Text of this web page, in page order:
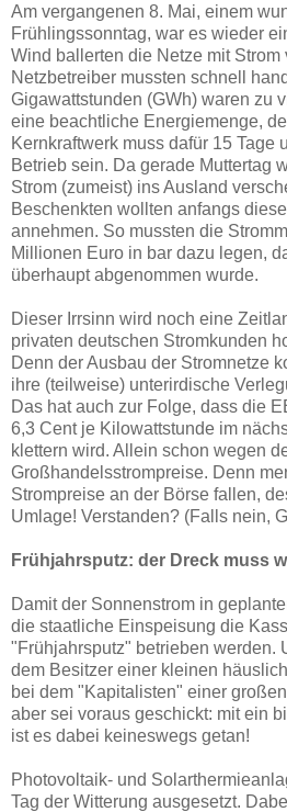
Am vergangenen 8. Mai, einem
Frühlingssonntag, war es wieder
Wind ballerten die Netze mit Strom
Netzbetreiber mussten schnell
Gigawattstunden (GWh) waren zu
eine beachtliche Energiemenge,
Kernkraftwerk muss dafür 15 Tage
Betrieb sein. Da gerade Muttertag
Strom (zumeist) ins Ausland
Beschenkten wollten anfangs
annehmen. So mussten die
Millionen Euro in bar dazu legen,
überhaupt abgenommen wurde.
Dieser Irrsinn wird noch eine
privaten deutschen Stromkunden
Denn der Ausbau der Stromnetze
ihre (teilweise) unterirdische
Das hat auch zur Folge, dass die
6,3 Cent je Kilowattstunde im
klettern wird. Allein schon wegen
Großhandelsstrompreise. Denn
Strompreise an der Börse fallen,
Umlage! Verstanden? (Falls nein,
Frühjahrsputz: der Dreck muss
Damit der Sonnenstrom in
die staatliche Einspeisung die
"Frühjahrsputz" betrieben werden.
dem Besitzer einer kleinen
bei dem "Kapitalisten" einer
aber sei voraus geschickt: mit ein
ist es dabei keineswegs getan!
Photovoltaik- und
Tag der Witterung ausgesetzt.